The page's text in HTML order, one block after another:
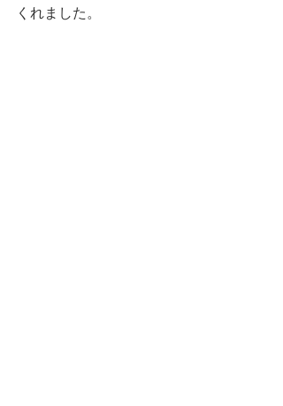
くれました。